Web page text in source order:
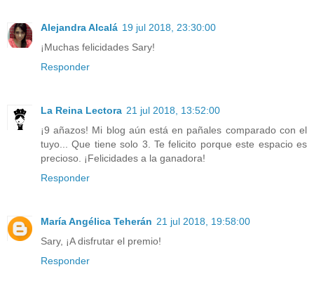
Alejandra Alcalá 19 jul 2018, 23:30:00
¡Muchas felicidades Sary!
Responder
La Reina Lectora 21 jul 2018, 13:52:00
¡9 añazos! Mi blog aún está en pañales comparado con el
tuyo... Que tiene solo 3. Te felicito porque este espacio es
precioso. ¡Felicidades a la ganadora!
Responder
María Angélica Teherán 21 jul 2018, 19:58:00
Sary, ¡A disfrutar el premio!
Responder